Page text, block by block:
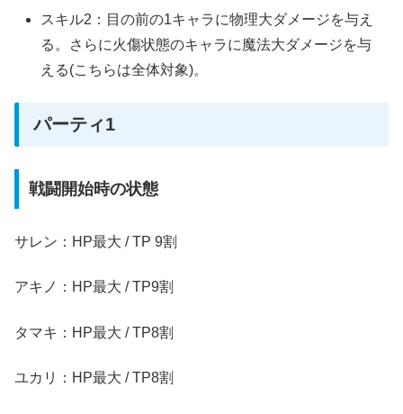
スキル2：目の前の1キャラに物理大ダメージを与え
る。さらに火傷状態のキャラに魔法大ダメージを与
える(こちらは全体対象)。
パーティ1
戦闘開始時の状態
サレン：HP最大 / TP 9割
アキノ：HP最大 / TP9割
タマキ：HP最大 / TP8割
ユカリ：HP最大 / TP8割